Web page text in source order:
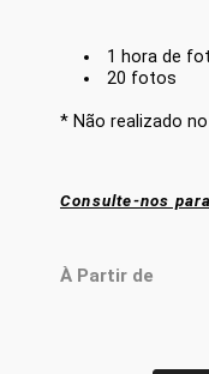
1 hora de
20 fotos
* Não realizado
Consulte-nos
À Partir de